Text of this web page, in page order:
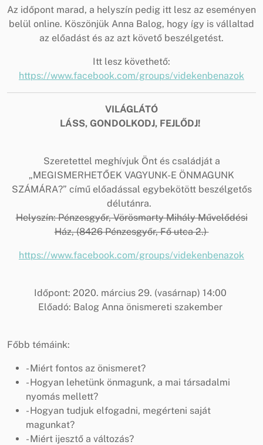
Az időpont marad, a helyszín pedig itt lesz az eseményen
belül online. Köszönjük Anna Balog, hogy így is vállaltad
az előadást és az azt követő beszélgetést.
Itt lesz követhető:
https://www.facebook.com/groups/videkenbenazok
VILÁGLÁTÓ
LÁSS, GONDOLKODJ, FEJLŐDJ!
Szeretettel meghívjuk Önt és családját a
„MEGISMERHETŐEK VAGYUNK-E ÖNMAGUNK
SZÁMÁRA?” című előadással egybekötött beszélgetős
délutánra.
Helyszín: Pénzesgyőr, Vörösmarty Mihály Művelődési
Ház, (8426 Pénzesgyőr, Fő utca 2.)
https://www.facebook.com/groups/videkenbenazok
Időpont: 2020. március 29. (vasárnap) 14:00
Előadó: Balog Anna önismereti szakember
Főbb témáink:
- Miért fontos az önismeret?
- Hogyan lehetünk önmagunk, a mai társadalmi
nyomás mellett?
- Hogyan tudjuk elfogadni, megérteni saját
magunkat?
- Miért ijesztő a változás?